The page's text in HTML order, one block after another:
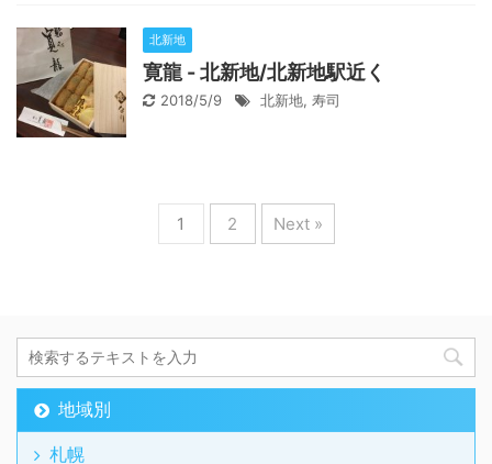
北新地
寛龍 - 北新地/北新地駅近く
2018/5/9 北新地, 寿司
1 2 Next »
地域別
札幌